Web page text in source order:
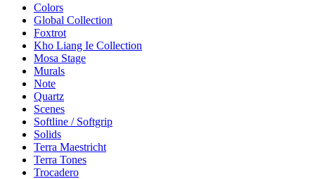
Colors
Global Collection
Foxtrot
Kho Liang Ie Collection
Mosa Stage
Murals
Note
Quartz
Scenes
Softline / Softgrip
Solids
Terra Maestricht
Terra Tones
Trocadero